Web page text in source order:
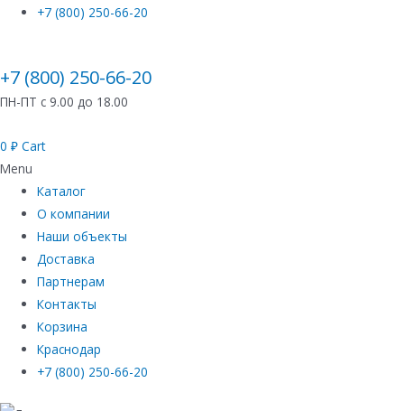
+7 (800) 250-66-20
+7 (800) 250-66-20
ПН-ПТ с 9.00 до 18.00
0 ₽ Cart
Menu
Каталог
О компании
Наши объекты
Доставка
Партнерам
Контакты
Корзина
Краснодар
+7 (800) 250-66-20